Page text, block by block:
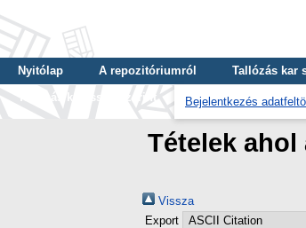
Nyitólap A repozitóriumról Tallózás kar
Tallózás kulcsszó szerint
Bejelentkezés
Tételek
Vissza
Export